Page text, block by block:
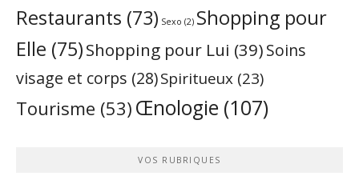
Restaurants (73) Sexo (2) Shopping pour
Elle (75)Shopping pour Lui (39)Soins
visage et corps (28)Spiritueux (23)
Tourisme (53) Œnologie (107)
VOS RUBRIQUES